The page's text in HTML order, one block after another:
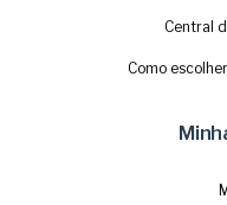
Central
Como